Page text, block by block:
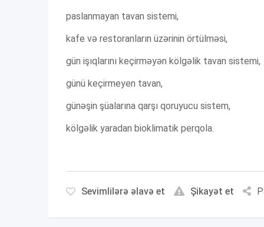
paslanmayan tavan sistemi,
kafe və restoranların üzərinin örtülməsi,
gün işıqlarını keçirməyən kölgəlik tavan sistemi,
günü keçirmeyen tavan,
günəşin şüalarına qarşı qoruyucu sistem,
kölgəlik yaradan bioklimatik perqola.
Sevimlilərə əlavə et Şikayət et